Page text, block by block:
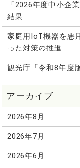
「2026年度中小企
結果
家庭用IoT機器を悪
った対策の推進
観光庁「令和8年度
2026年8月
2026年7月
2026年6月